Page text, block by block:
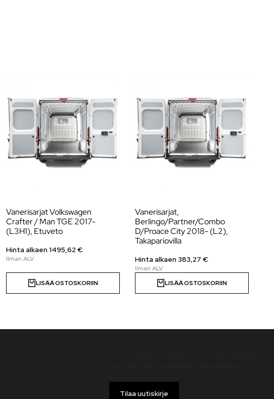
Vanerisarjat Volkswagen
Crafter / Man TGE 2017-
(L3H1), Etuveto
Hinta alkaen1495,62€
LISÄÄ OSTOSKORIIN
Vanerisarjat,
Berlingo/Partner/Combo
D/Proace City 2018- (L2),
Takapariovilla
Hinta alkaen383,27€
LISÄÄ OSTOSKORIIN
Tilaa uutiskirje